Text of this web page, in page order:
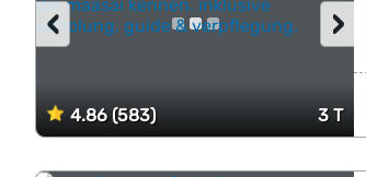
4.86 (583) 3 T
›
‹